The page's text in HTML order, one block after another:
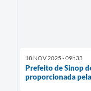
18 NOV 2025 - 09h33
Prefeito de Sinop
proporcionada